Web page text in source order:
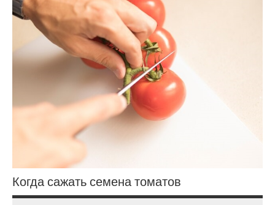
Когда сажать семена томатов